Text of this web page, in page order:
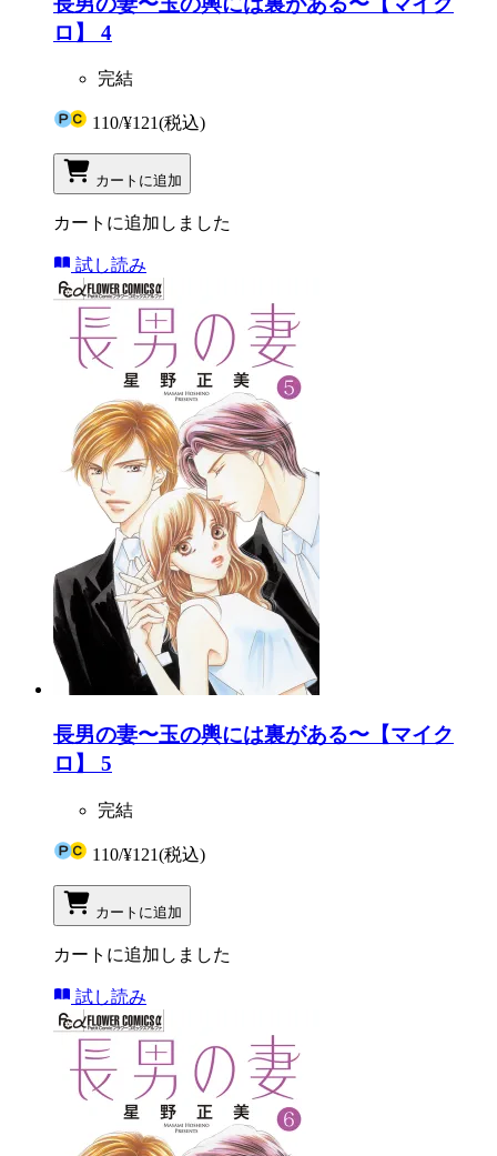
ロ】 4
完結
110/¥121(税込)
カートに追加
カートに追加しました
試し読み
長男の妻〜玉の輿には裏がある〜【マイク
ロ】 5
完結
110/¥121(税込)
カートに追加
カートに追加しました
試し読み